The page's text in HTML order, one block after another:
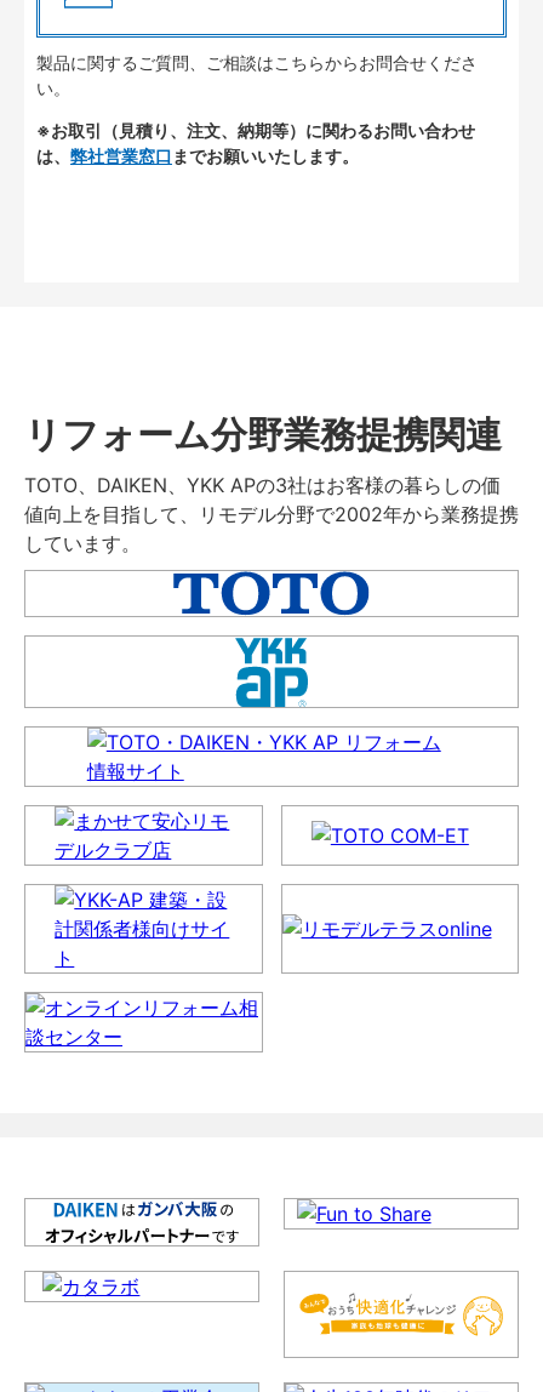
製品に関するご質問、ご相談はこちらからお問合せくださ
い。
※お取引（見積り、注文、納期等）に関わるお問い合わせ
は、 弊社営業窓口 までお願いいたします。
リフォーム分野業務提携関連
TOTO、DAIKEN、YKK APの3社はお客様の暮らしの価
値向上を目指して、リモデル分野で2002年から業務提携
しています。